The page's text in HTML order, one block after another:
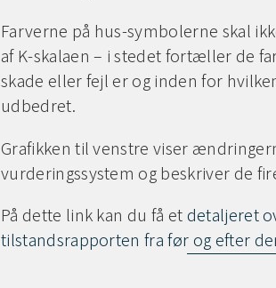
Farverne på hus-symbolerne skal
af K-skalaen – i stedet fortæller de
skade eller fejl er og inden for
udbedret.
Grafikken til venstre viser
vurderingssystem og beskriver de
På dette link kan du få et detaljeret
tilstandsrapporten fra før og efter